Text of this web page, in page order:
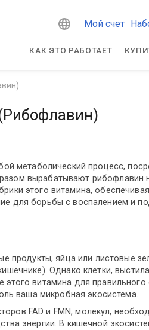
Мой счет
КАК ЭТО РАБОТАЕТ
метаболический процесс,
вырабатывают рибофлавин
этого витамина,
для борьбы с воспалением и
продукты, яйца или листовые
Однако клетки,
витамина для
ваша микробная экосистема.
FAD и FMN, молекул,
энергии. В кишечной